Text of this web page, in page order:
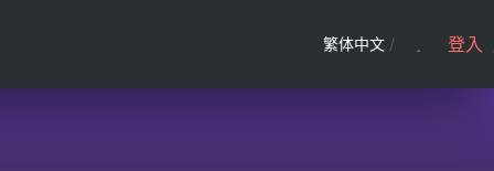
繁体中文 / 登入